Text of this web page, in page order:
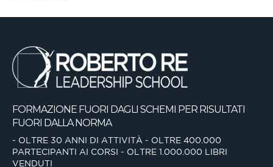
FORMAZIONE FUORI DAGLI SCHEMI PER RISULTATI
FUORI DALLA NORMA
- OLTRE 30 ANNI DI ATTIVITÀ - OLTRE 400.000
PARTECIPANTI AI CORSI - OLTRE 1.000.000 LIBRI
VENDUTI